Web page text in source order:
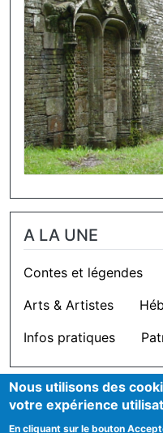
A LA UNE
Contes et légendes
Arts & Artistes
Infos pratiques
OUTILS
Nous utilisons des
votre expérience
En cliquant sur le bouton